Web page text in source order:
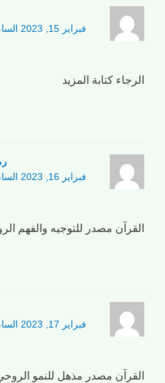
فبراير 15, 2023 الساعة 2:25 م
الرجاء كتابة المزيد
فبراير 16, 2023 الساعة 8:40 ص
القرآن مصدر للتوجيه والفهم
فبراير 17, 2023 الساعة 3:15 ص
القرآن مصدر مذهل للنمو